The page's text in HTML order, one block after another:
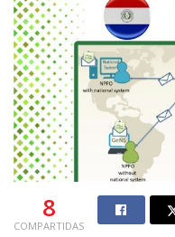
8
COMPARTIDAS